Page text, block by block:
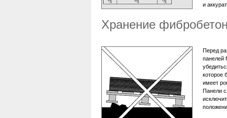
и
Хранение
Перед
панелей
которое
имеет
Панели